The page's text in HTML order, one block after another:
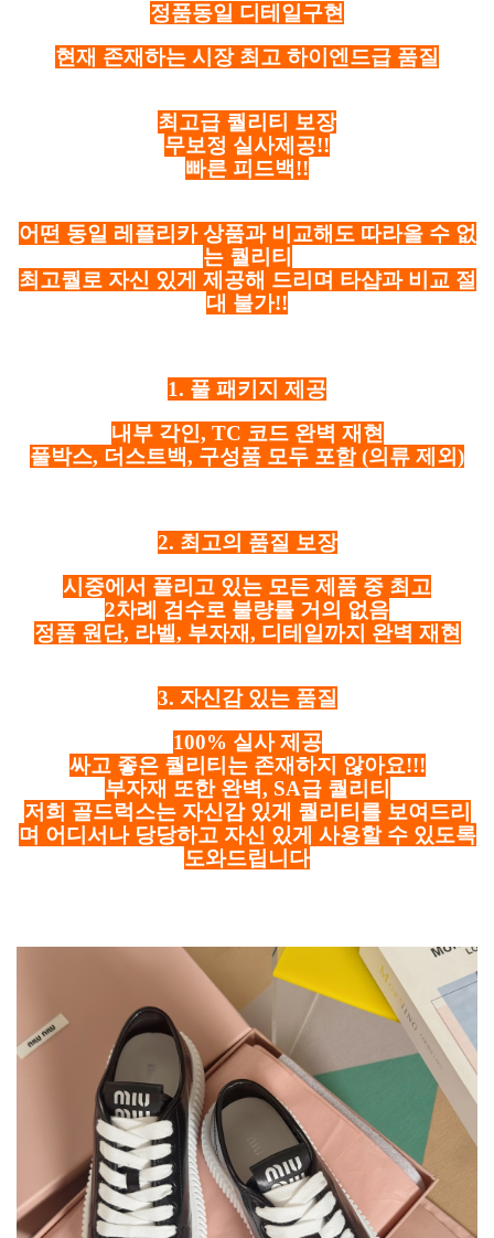
정품동일 디테일구현
현재 존재하는 시장 최고 하이엔드급 품질
최고급 퀄리티 보장
무보정 실사제공!!
빠른 피드백!!
어떤 동일 레플리카 상품과 비교해도 따라올 수 없
는 퀄리티
최고퀄로 자신 있게 제공해 드리며 타샵과 비교 절
대 불가!!
1. 풀 패키지 제공
내부 각인, TC 코드 완벽 재현
풀박스, 더스트백, 구성품 모두 포함 (의류 제외)
2. 최고의 품질 보장
시중에서 풀리고 있는 모든 제품 중 최고
2차례 검수로 불량률 거의 없음
정품 원단, 라벨, 부자재, 디테일까지 완벽 재현
3. 자신감 있는 품질
100% 실사 제공
싸고 좋은 퀄리티는 존재하지 않아요!!!
부자재 또한 완벽, SA급 퀄리티
저희 골드럭스는 자신감 있게 퀄리티를 보여드리
며 어디서나 당당하고 자신 있게 사용할 수 있도록
도와드립니다